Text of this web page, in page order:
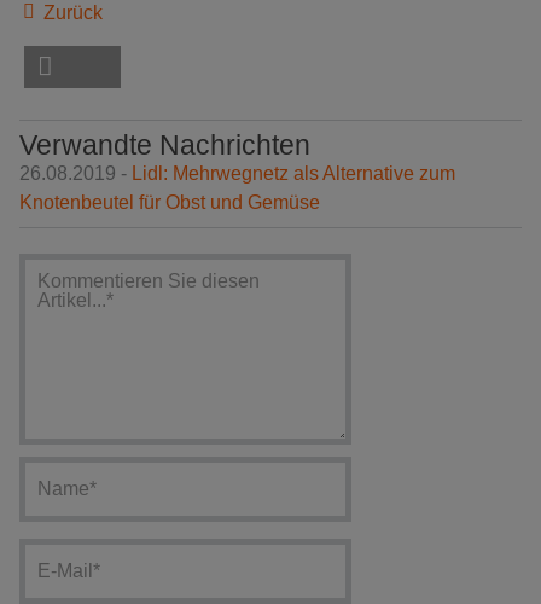
Zurück
Verwandte Nachrichten
26.08.2019 - Lidl: Mehrwegnetz als Alternative zum
Knotenbeutel für Obst und Gemüse